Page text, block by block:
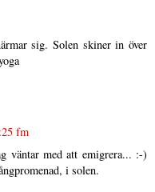
sig. Solen skiner in över
fm
väntar med att emigrera... :-)
i solen.